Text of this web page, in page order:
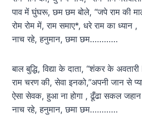
पाव में घुंघरू, छम छम बोले, “जपे राम की
रोम रोम में, राम समाए*, धरे राम का ध्यान ,
नाच रहे, हनुमान, छमा छम…………
बाल बुद्धि, विद्या के दाता, “शंकर के अवतारी
राम चरण की, सेवा इनको,”अपनी जान से
ऐसा सेवक, हुआ ना होगा , ढूँढा सकल
नाच रहे, हनुमान, छमा छम…………